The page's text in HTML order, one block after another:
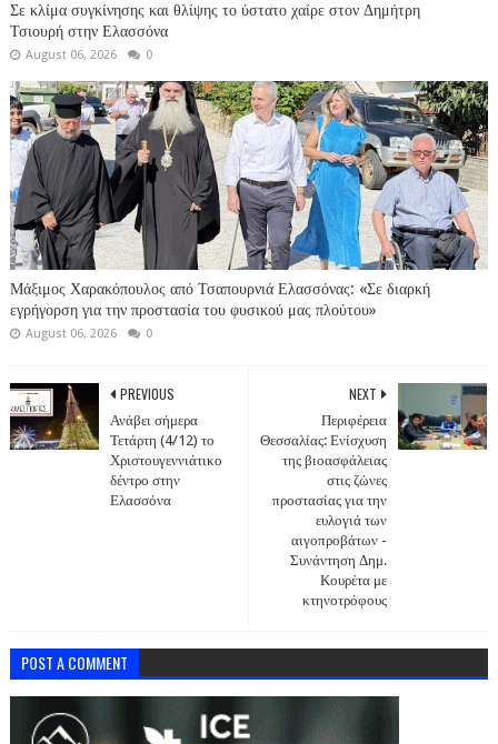
Σε κλίμα συγκίνησης και θλίψης το ύστατο χαίρε στον Δημήτρη
Τσιουρή στην Ελασσόνα
August 06, 2026 0
Μάξιμος Χαρακόπουλος από Τσαπουρνιά Ελασσόνας: «Σε διαρκή
εγρήγορση για την προστασία του φυσικού μας πλούτου»
August 06, 2026 0
NEXT
Περιφέρεια
Θεσσαλίας: Ενίσχυση
της βιοασφάλειας
στις ζώνες
προστασίας για την
ευλογιά των
αιγοπροβάτων -
Συνάντηση Δημ.
Κουρέτα με
κτηνοτρόφους
PREVIOUS
Ανάβει σήμερα
Τετάρτη (4/12) το
Χριστουγεννιάτικο
δέντρο στην
Ελασσόνα
POST A COMMENT